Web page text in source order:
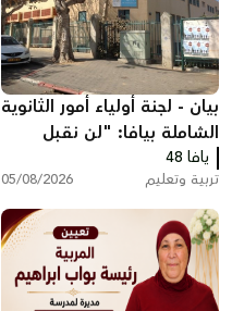
بيان - لجنة أولياء أمور الثانوية
الشاملة بيافا: "لن نقبل
تجاهل صوت الأهالي"
يافا 48
تربية وتعليم 05/08/2026